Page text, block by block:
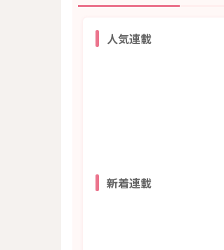
人気連載
新着連載